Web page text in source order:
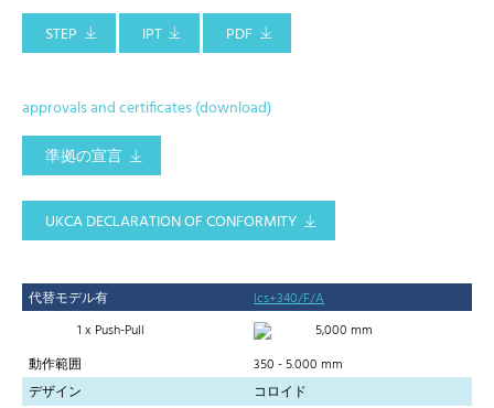
STEP
IPT PDF
approvals and certificates (download)
準拠の宣言
UKCA DECLARATION OF CONFORMITY
代替モデル有
lcs+340/F/A
1 x Push-Pull
5,000 mm
動作範囲
350 - 5.000 mm
デザイン
コロイド